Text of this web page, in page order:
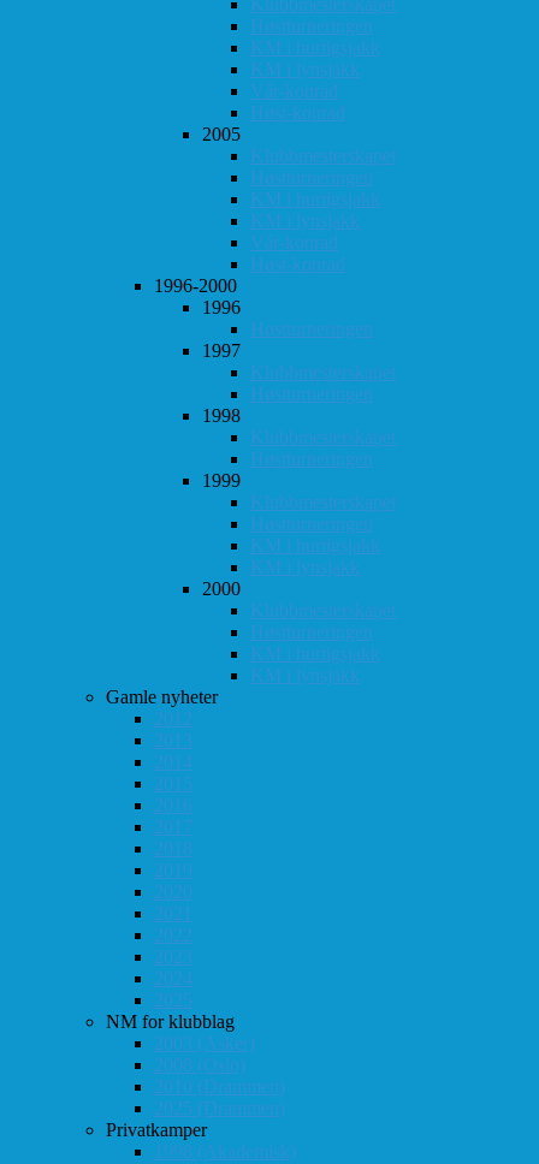
Høstturneringen
KM i hurtigsjakk
KM i lynsjakk
Vår-konrad
Høst-konrad
2005
Klubbmesterskapet
Høstturneringen
KM i hurtigsjakk
KM i lynsjakk
Vår-konrad
Høst-konrad
1996-2000
1996
Høstturneringen
1997
Klubbmesterskapet
Høstturneringen
1998
Klubbmesterskapet
Høstturneringen
1999
Klubbmesterskapet
Høstturneringen
KM i hurtigsjakk
KM i lynsjakk
2000
Klubbmesterskapet
Høstturneringen
KM i hurtigsjakk
KM i lynsjakk
Gamle nyheter
2012
2013
2014
2015
2016
2017
2018
2019
2020
2021
2022
2023
2024
2025
NM for klubblag
2003 (Asker)
2008 (Oslo)
2010 (Drammen)
2025 (Drammen)
Privatkamper
1998 (Akademisk)